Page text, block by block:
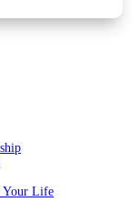
Your Life